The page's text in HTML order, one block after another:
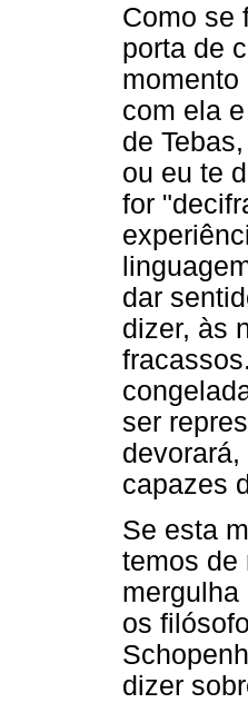
Como se
porta de
momento
com ela
de
ou eu te
for
dar
dizer, às
ser
capazes
Se esta
temos de
os
dizer